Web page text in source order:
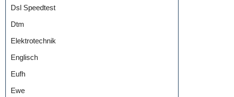
Dsl Speedtest
Dtm
Elektrotechnik
Englisch
Eufh
Ewe